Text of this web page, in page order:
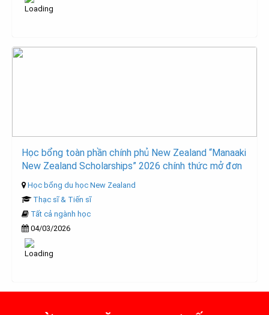
Học bổng toàn phần chính phủ New Zealand “Manaaki
New Zealand Scholarships” 2026 chính thức mở đơn
Học bổng du học New Zealand
Thạc sĩ & Tiến sĩ
Tất cả ngành học
04/03/2026